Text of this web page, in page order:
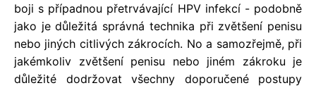
boji s případnou přetrvávající HPV infekcí - podobně
jako je důležitá správná technika při zvětšení penisu
nebo jiných citlivých zákrocích. No a samozřejmě, při
jakémkoliv zvětšení penisu nebo jiném zákroku je
důležité dodržovat všechny doporučené postupy